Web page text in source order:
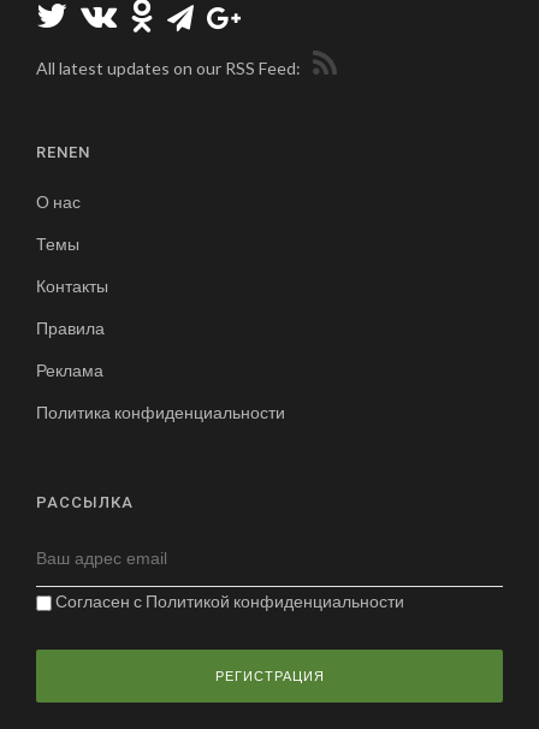
All latest updates on our RSS Feed:
RENEN
О нас
Темы
Контакты
Правила
Реклама
Политика конфиденциальности
РАССЫЛКА
Согласен с Политикой конфиденциальности